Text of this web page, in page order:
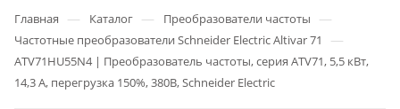
Главная — Каталог — Преобразователи частоты —
Частотные преобразователи Schneider Electric Altivar 71 —
ATV71HU55N4 | Преобразователь частоты, серия ATV71, 5,5 кВт,
14,3 А, перегрузка 150%, 380B, Schneider Electric